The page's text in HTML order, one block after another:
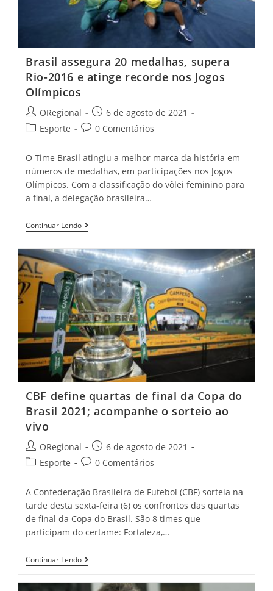
Brasil assegura 20 medalhas, supera
Rio-2016 e atinge recorde nos Jogos
Olímpicos
Post
author:
ORegional
Post
published:
6 de agosto de 2021
PostEsporte
Post0 Comentários
O Time Brasil atingiu a melhor marca da história em
números de medalhas, em participações nos Jogos
Olímpicos. Com a classificação do vôlei feminino para
a final, a delegação brasileira…
Continuar LendoBrasil
Assegura
Medalhas,
Supera
Rio-
2016
E
Atinge
Recorde
Nos
Jogos
Olímpicos
CBF define quartas de final da Copa do
Brasil 2021; acompanhe o sorteio ao
vivo
Post
author:
ORegional
Post
published:
6 de agosto de 2021
PostEsporte
Post0 Comentários
A Confederação Brasileira de Futebol (CBF) sorteia na
tarde desta sexta-feira (6) os confrontos das quartas
de final da Copa do Brasil. São 8 times que
participam do certame: Fortaleza,…
Continuar LendoCBF
Define